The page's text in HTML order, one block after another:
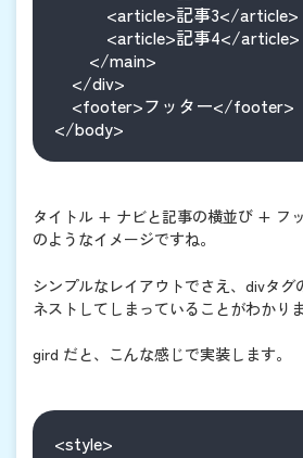
            <article>記事3</article>
            <article>記事4</article>
        </main>
    </div>
    <footer>フッター</footer>
</body>
タイトル + ナビと記事の横並び + フ
のようなイメージですね。
シンプルなレイアウトでさえ、divタグ
ネストしてしまっていることがわかりま
gird だと、こんな感じで実装します。
<style>